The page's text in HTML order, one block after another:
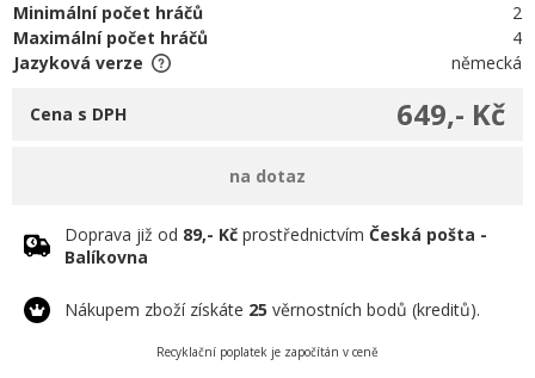
Minimální počet hráčů
2
Maximální počet hráčů
4
Jazyková verze
německá
649,- Kč
Cena s DPH
na dotaz
Doprava již od 89,- Kč prostřednictvím Česká pošta -
Balíkovna
Nákupem zboží získáte 25 věrnostních bodů (kreditů).
Recyklační poplatek je započítán v ceně